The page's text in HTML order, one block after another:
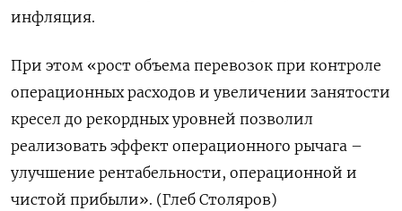
инфляция.
При этом «рост объема перевозок при контроле
операционных расходов и увеличении занятости
кресел до рекордных уровней позволил
реализовать эффект операционного рычага –
улучшение рентабельности, операционной и
чистой прибыли». (Глеб Столяров)